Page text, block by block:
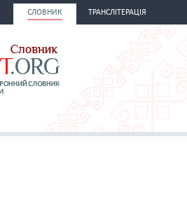
СЛОВНИК ТРАНСЛІТЕРАЦІЯ